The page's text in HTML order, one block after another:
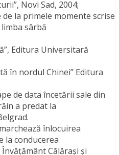
Novi Sad, 2004;
la primele momente scrise
sârbă
Editura Universitară
în nordul Chinei” Editura
de data încetării sale din
a predat la
înlocuirea
la conducerea
Călăraşi şi